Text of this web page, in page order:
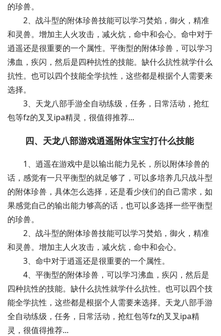
的珍兽。
2、战斗型的附体珍兽技能可以学习焚焰，御火，精准
和灵兽。增加主人火攻击，减火炕，命中和会心。命中对于
逍遥还是很重要的一个属性。平衡型的附体珍兽，可以学习
沸血，疾闪，然后是四种抗性的技能。缺什么抗性就学什么
抗性。也可以四个技能全学抗性，这些都是根据个人需要来
选择。
3、天龙八部手游全自动练级，任务，日常活动，抢红
包等fz的叉叉ipa精灵，很值得推荐...
四、天龙八部游戏逍遥附体宝宝打什么技能
1、逍遥在游戏中是以输出能力见长，所以附体珍兽的
话，感觉有一只平衡型的就足够了，可以多培养几只战斗型
的附体珍兽，具体怎么选择，还是看少侠们的自己需求，如
果感觉自己的输出能力够高的话，也可以多选择一些平衡型
的珍兽。
2、战斗型的附体珍兽技能可以学习焚焰，御火，精准
和灵兽。增加主人火攻击，减火炕，命中和会心。
3、命中对于逍遥还是很重要的一个属性。
4、平衡型的附体珍兽，可以学习沸血，疾闪，然后是
四种抗性的技能。缺什么抗性就学什么抗性。也可以四个技
能全学抗性，这些都是根据个人需要来选择。天龙八部手游
全自动练级，任务，日常活动，抢红包等fz的叉叉ipa精
灵，很值得推荐...